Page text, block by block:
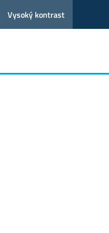
Vysoký kontrast